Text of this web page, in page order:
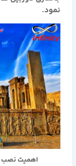
نمود.
اهمیت نصب